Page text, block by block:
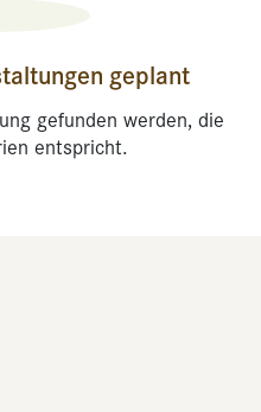
geplant
gefunden werden, die
entspricht.